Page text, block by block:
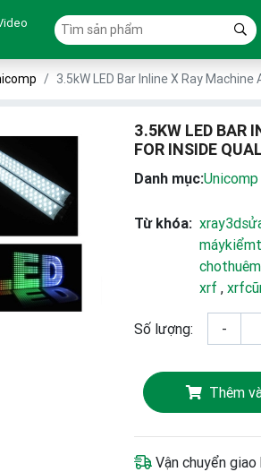
3.5kW LED Bar Inline X Ray
3.5KW LED BAR
FOR INSIDE
Danh mục:Unicomp
Từ khóa:
xrf ,
Số lượng: -
Thêm
Vận chuyển giao